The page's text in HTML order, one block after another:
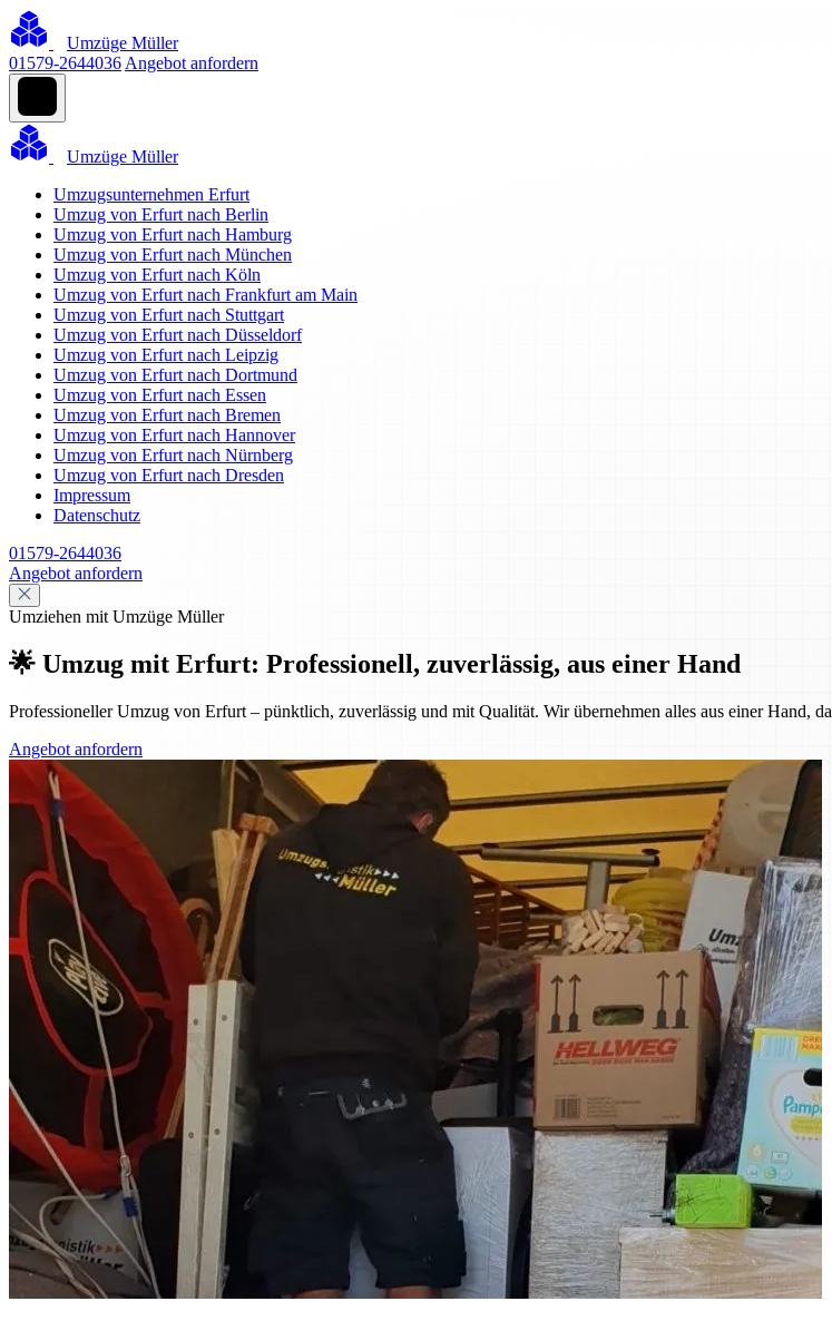
Umzüge Müller
01579-2644036 Angebot anfordern
Umzüge Müller
Umzugsunternehmen Erfurt
Umzug von Erfurt nach Berlin
Umzug von Erfurt nach Hamburg
Umzug von Erfurt nach München
Umzug von Erfurt nach Köln
Umzug von Erfurt nach Frankfurt am Main
Umzug von Erfurt nach Stuttgart
Umzug von Erfurt nach Düsseldorf
Umzug von Erfurt nach Leipzig
Umzug von Erfurt nach Dortmund
Umzug von Erfurt nach Essen
Umzug von Erfurt nach Bremen
Umzug von Erfurt nach Hannover
Umzug von Erfurt nach Nürnberg
Umzug von Erfurt nach Dresden
Impressum
Datenschutz
01579-2644036
Angebot anfordern
Umziehen mit Umzüge Müller
🌟 Umzug mit Erfurt: Professionell, zuverlässig, aus einer Hand
Professioneller Umzug von Erfurt – pünktlich, zuverlässig und mit Qualität. Wir übernehmen alles aus einer Hand,
Angebot anfordern